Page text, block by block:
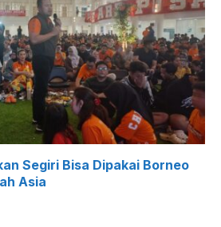
Segiri Bisa Dipakai Borneo
Asia